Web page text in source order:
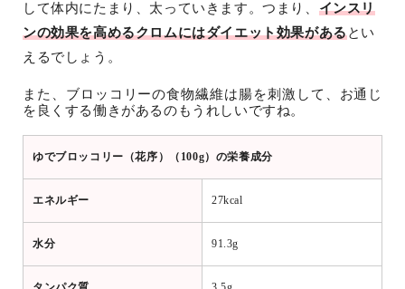
して体内にたまり、太っていきます。つまり、 インスリ
ンの効果を高めるクロムにはダイエット効果があるとい
えるでしょう。
また、ブロッコリーの食物繊維は腸を刺激して、お通じ
を良くする働きがあるのもうれしいですね。
ゆでブロッコリー（花序）（100g）の栄養成分
エネルギー 27kcal
水分 91.3g